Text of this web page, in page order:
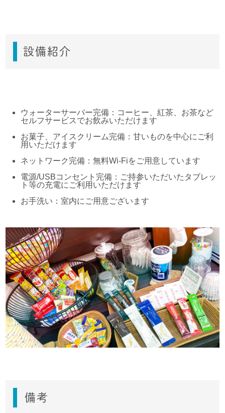
設備紹介
ウォーターサーバー完備：コーヒー、紅茶、お茶など
セルフサービスでお飲みいただけます
お菓子、アイスクリーム完備：甘いものを中心にご利
用いただけます
ネットワーク完備：無料Wi-Fiをご用意しています
電源/USBコンセント完備：ご持参いただいたタブレッ
ト等の充電にご利用いただけます
お手洗い：室内にご用意ございます
備考